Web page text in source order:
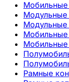
Мобильные
Модульные
Мобильные
Рамные